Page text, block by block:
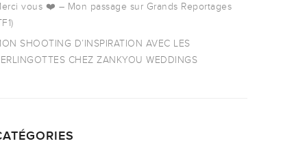
vous ❤️ – Mon passage sur Grands Reportages
SHOOTING D’INSPIRATION AVEC LES
CHEZ ZANKYOU WEDDINGS